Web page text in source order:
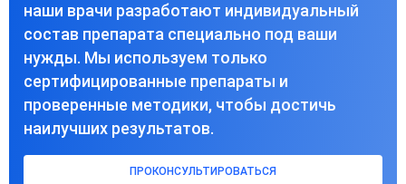
наши врачи разработают индивидуальный
состав препарата специально под ваши
нужды. Мы используем только
сертифицированные препараты и
проверенные методики, чтобы достичь
наилучших результатов.
ПРОКОНСУЛЬТИРОВАТЬСЯ